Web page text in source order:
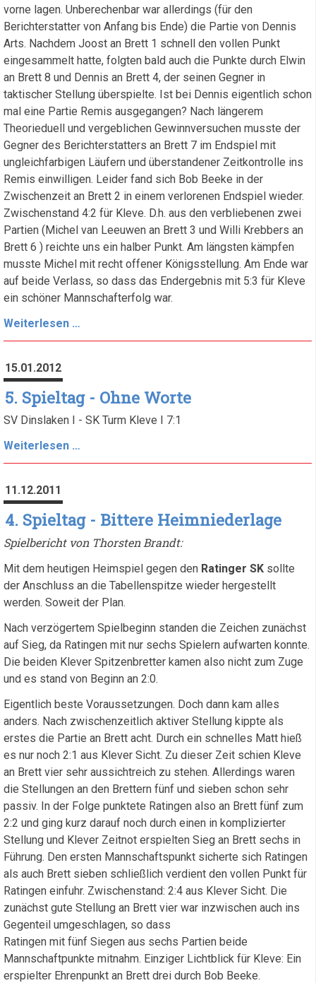
vorne lagen. Unberechenbar war allerdings (für den
Berichterstatter von Anfang bis Ende) die Partie von Dennis
Arts. Nachdem Joost an Brett 1 schnell den vollen Punkt
eingesammelt hatte, folgten bald auch die Punkte durch Elwin
an Brett 8 und Dennis an Brett 4, der seinen Gegner in
taktischer Stellung überspielte. Ist bei Dennis eigentlich schon
mal eine Partie Remis ausgegangen? Nach längerem
Theorieduell und vergeblichen Gewinnversuchen musste der
Gegner des Berichterstatters an Brett 7 im Endspiel mit
ungleichfarbigen Läufern und überstandener Zeitkontrolle ins
Remis einwilligen. Leider fand sich Bob Beeke in der
Zwischenzeit an Brett 2 in einem verlorenen Endspiel wieder.
Zwischenstand 4:2 für Kleve. D.h. aus den verbliebenen zwei
Partien (Michel van Leeuwen an Brett 3 und Willi Krebbers an
Brett 6 ) reichte uns ein halber Punkt. Am längsten kämpfen
musste Michel mit recht offener Königsstellung. Am Ende war
auf beide Verlass, so dass das Endergebnis mit 5:3 für Kleve
ein schöner Mannschafterfolg war.
Weiterlesen …
Spieltag
Mannschaftsleistung
15.01.2012
5. Spieltag - Ohne Worte
SV Dinslaken I - SK Turm Kleve I 7:1
Weiterlesen …
Spieltag
Worte
11.12.2011
4. Spieltag - Bittere Heimniederlage
Spielbericht von Thorsten Brandt:
Mit dem heutigen Heimspiel gegen den Ratinger SK sollte
der Anschluss an die Tabellenspitze wieder hergestellt
werden. Soweit der Plan.
Nach verzögertem Spielbeginn standen die Zeichen zunächst
auf Sieg, da Ratingen mit nur sechs Spielern aufwarten konnte.
Die beiden Klever Spitzenbretter kamen also nicht zum Zuge
und es stand von Beginn an 2:0.
Eigentlich beste Voraussetzungen. Doch dann kam alles
anders. Nach zwischenzeitlich aktiver Stellung kippte als
erstes die Partie an Brett acht. Durch ein schnelles Matt hieß
es nur noch 2:1 aus Klever Sicht. Zu dieser Zeit schien Kleve
an Brett vier sehr aussichtreich zu stehen. Allerdings waren
die Stellungen an den Brettern fünf und sieben schon sehr
passiv. In der Folge punktete Ratingen also an Brett fünf zum
2:2 und ging kurz darauf noch durch einen in komplizierter
Stellung und Klever Zeitnot erspielten Sieg an Brett sechs in
Führung. Den ersten Mannschaftspunkt sicherte sich Ratingen
als auch Brett sieben schließlich verdient den vollen Punkt für
Ratingen einfuhr. Zwischenstand: 2:4 aus Klever Sicht. Die
zunächst gute Stellung an Brett vier war inzwischen auch ins
Gegenteil umgeschlagen, so dass
Ratingen mit fünf Siegen aus sechs Partien beide
Mannschaftpunkte mitnahm. Einziger Lichtblick für Kleve: Ein
erspielter Ehrenpunkt an Brett drei durch Bob Beeke.